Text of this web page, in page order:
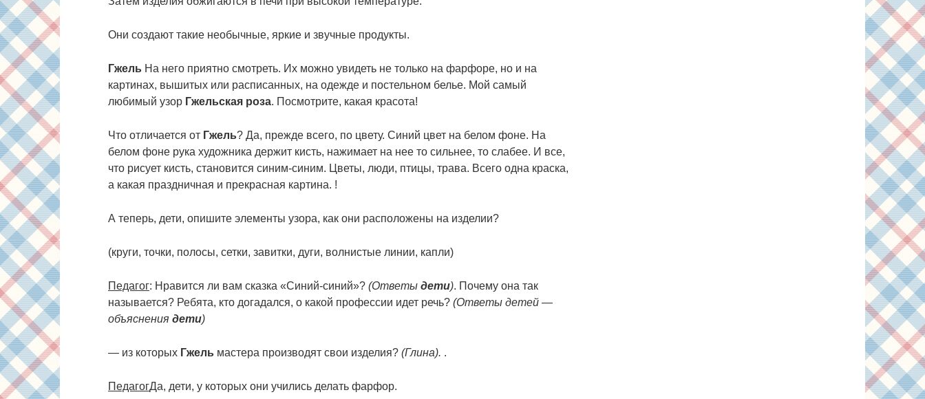
Они создают такие необычные, яркие и звучные продукты.
Гжель На него приятно смотреть. Их можно увидеть не только на фарфоре, но и на
картинах, вышитых или расписанных, на одежде и постельном белье. Мой самый
любимый узор Гжельская роза. Посмотрите, какая красота!
Что отличается от Гжель? Да, прежде всего, по цвету. Синий цвет на белом фоне. На
белом фоне рука художника держит кисть, нажимает на нее то сильнее, то слабее. И все,
что рисует кисть, становится синим-синим. Цветы, люди, птицы, трава. Всего одна краска,
а какая праздничная и прекрасная картина. !
А теперь, дети, опишите элементы узора, как они расположены на изделии?
(круги, точки, полосы, сетки, завитки, дуги, волнистые линии, капли)
Педагог: Нравится ли вам сказка «Синий-синий»? (Ответы дети). Почему она так
называется? Ребята, кто догадался, о какой профессии идет речь? (Ответы детей —
объяснения дети)
— из которых Гжель мастера производят свои изделия? (Глина). .
ПедагогДа, дети, у которых они учились делать фарфор.